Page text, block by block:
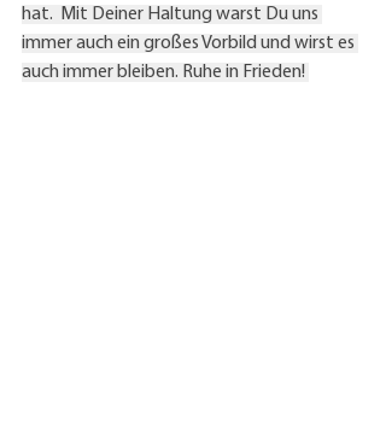
hat.  Mit Deiner Haltung warst Du uns
immer auch ein großes Vorbild und wirst es
auch immer bleiben. Ruhe in Frieden!